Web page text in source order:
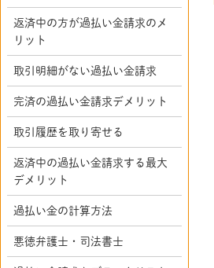
返済中の方が過払い金請求のメ
リット
取引明細がない過払い金請求
完済の過払い金請求デメリット
取引履歴を取り寄せる
返済中の過払い金請求する最大
デメリット
過払い金の計算方法
悪徳弁護士・司法書士